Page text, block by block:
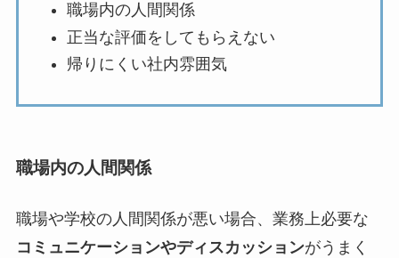
職場内の人間関係
正当な評価をしてもらえない
帰りにくい社内雰囲気
職場内の人間関係
職場や学校の人間関係が悪い場合、業務上必要な
コミュニケーションやディスカッションがうまく